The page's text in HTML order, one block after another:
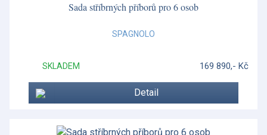
Sada stříbrných příborů pro 6 osob
SPAGNOLO
SKLADEM 169 890,- Kč
Detail
Blue Italian
Bunnykins
Bute
Butterfly Bloom